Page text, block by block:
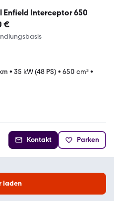
Enfield Interceptor 650
€
• 35 kW (48 PS) • 650 cm³•
Kontakt Parken
laden